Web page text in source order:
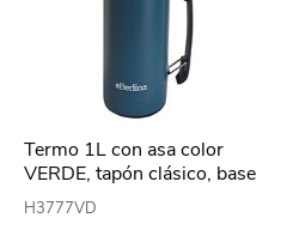
Termo 1L con asa color
VERDE, tapón clásico, base
antideslizante, Berlina
H3777VD